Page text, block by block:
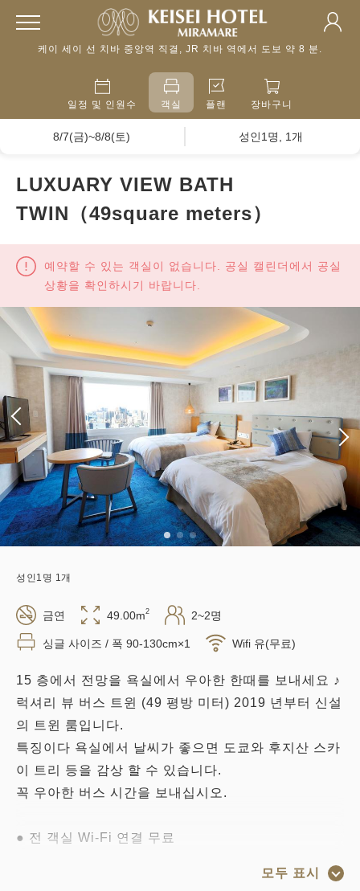
케이 세이 선 치바 중앙역 직결, JR 치바 역에서 도보 약 8 분.
일정 및 인원수 객실 플랜 장바구니
8/7(금)~8/8(토) 성인1명, 1개
LUXUARY VIEW BATH
TWIN（49square meters）
예약할 수 있는 객실이 없습니다. 공실 캘린더에서 공실
상황을 확인하시기 바랍니다.
성인 1 명 1개
금연 49.00m2 2~2명
싱글 사이즈 / 폭 90-130cm×1 Wifi 유(무료)
15 층에서 전망을 욕실에서 우아한 한때를 보내세요 ♪
럭셔리 뷰 버스 트윈 (49 평방 미터) 2019 년부터 신설
의 트윈 룸입니다.
특징이다 욕실에서 날씨가 좋으면 도쿄와 후지산 스카
이 트리 등을 감상 할 수 있습니다.
꼭 우아한 버스 시간을 보내십시오.
● 전 객실 Wi-Fi 연결 무료
을 사용할 수 있습니다. 또한 유선 LAN 커넥터와 연결
모두 표시